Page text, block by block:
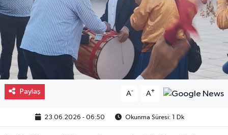
Paylaş A- A+
23.06.2026 - 06:50 Okunma Süresi: 1 Dk
Spor
Eğitim